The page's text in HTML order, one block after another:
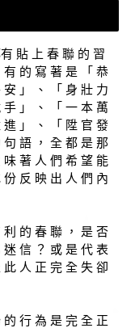
貼 上 春 聯 的 習
的 寫 著 是 「 恭
」 、 「 身 壯 力
」 、 「 一 本 萬
」 、 「 陞 官 發
語 ， 全 都 是 那
著 人 們 希 望 能
反 映 出 人 們 內
的 春 聯 ， 是 否
信 ？ 或 是 代 表
人 正 完 全 失 卻
行 為 是 完 全 正